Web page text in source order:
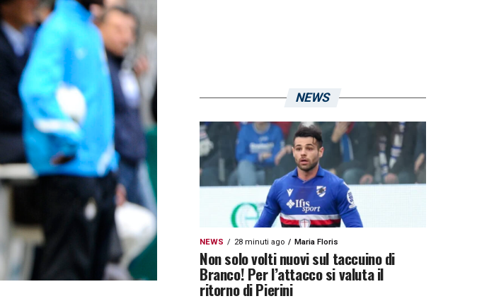
NEWS
NEWS 28 minuti ago Maria Floris
Non solo volti nuovi sul taccuino di
Branco! Per l’attacco si valuta il
ritorno di Pierini